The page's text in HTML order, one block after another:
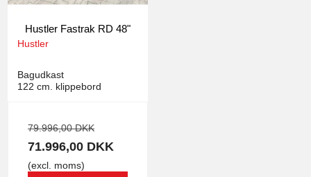
Hustler Fastrak RD 48"
Hustler
Bagudkast
122 cm. klippebord
79.996,00 DKK
71.996,00 DKK
(excl. moms)